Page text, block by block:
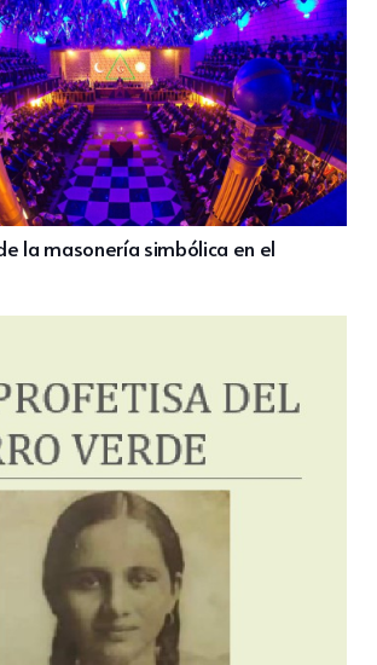
la masonería simbólica en el